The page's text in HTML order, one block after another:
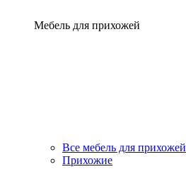
Мебель для прихожей
Все мебель для прихожей
Прихожие